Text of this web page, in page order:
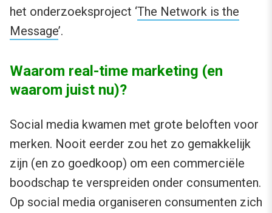
het onderzoeksproject ‘The Network is the
Message’.
Waarom real-time marketing (en
waarom juist nu)?
Social media kwamen met grote beloften voor
merken. Nooit eerder zou het zo gemakkelijk
zijn (en zo goedkoop) om een commerciële
boodschap te verspreiden onder consumenten.
Op social media organiseren consumenten zich